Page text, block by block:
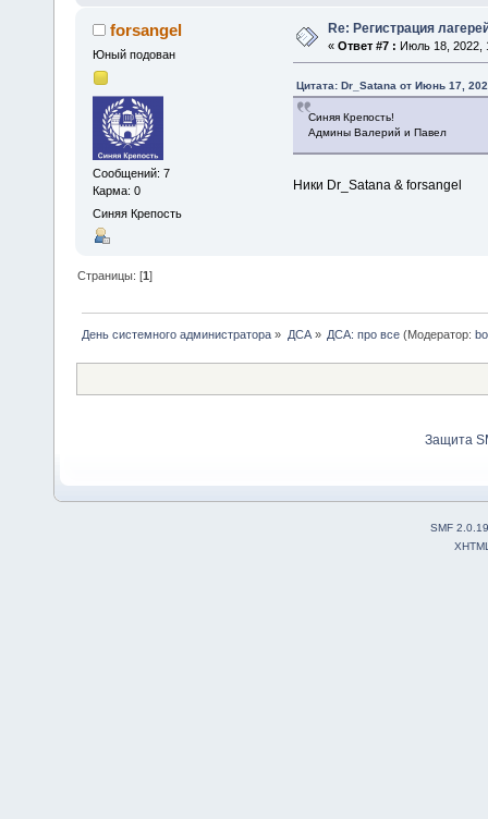
forsangel
Юный подован
Сообщений: 7
Карма: 0
Синяя Крепость
Re: Регистрация
« Ответ #7 : Июль 18, 2022,
Цитата: Dr_Satana от Июнь 17,
Синяя Крепость!
Админы Валерий и Павел
Ники Dr_Satana & forsangel
Страницы: [1]
День системного администратора » ДСА» ДСА: про все(Модератор:
Защита
SMF 2.0.19